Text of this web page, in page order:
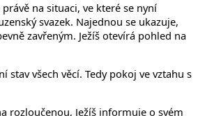
na situaci, ve které se nyní
svazek. Najednou se ukazuje,
zavřeným. Ježíš otevírá pohled na
stav všech věcí. Tedy pokoj ve vztahu s
rozloučenou, Ježíš informuje o svém